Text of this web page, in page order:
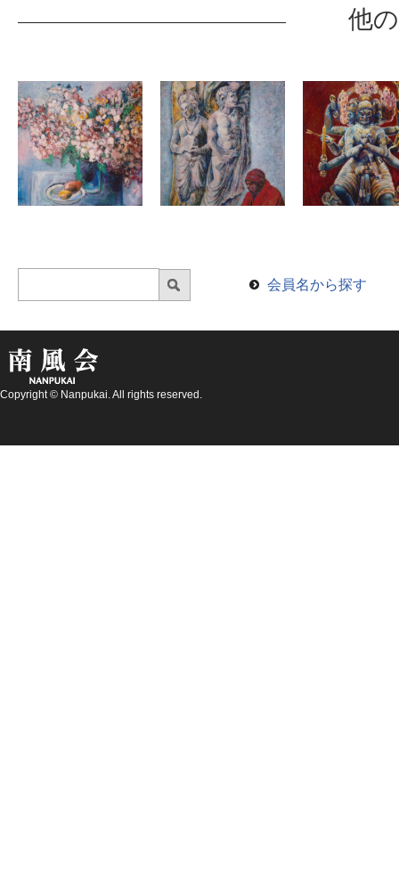
他
会員名から探す
Copyright © Nanpukai. All rights reserved.